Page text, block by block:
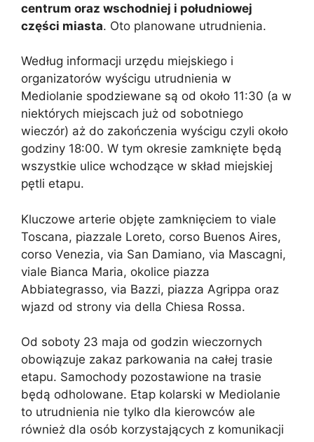
centrum oraz wschodniej i południowej
części miasta. Oto planowane utrudnienia.
Według informacji urzędu miejskiego i
organizatorów wyścigu utrudnienia w
Mediolanie spodziewane są od około 11:30 (a w
niektórych miejscach już od sobotniego
wieczór) aż do zakończenia wyścigu czyli około
godziny 18:00. W tym okresie zamknięte będą
wszystkie ulice wchodzące w skład miejskiej
pętli etapu.
Kluczowe arterie objęte zamknięciem to viale
Toscana, piazzale Loreto, corso Buenos Aires,
corso Venezia, via San Damiano, via Mascagni,
viale Bianca Maria, okolice piazza
Abbiategrasso, via Bazzi, piazza Agrippa oraz
wjazd od strony via della Chiesa Rossa.
Od soboty 23 maja od godzin wieczornych
obowiązuje zakaz parkowania na całej trasie
etapu. Samochody pozostawione na trasie
będą odholowane. Etap kolarski w Mediolanie
to utrudnienia nie tylko dla kierowców ale
również dla osób korzystających z komunikacji